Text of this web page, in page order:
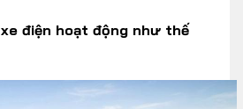
điện hoạt động như thế